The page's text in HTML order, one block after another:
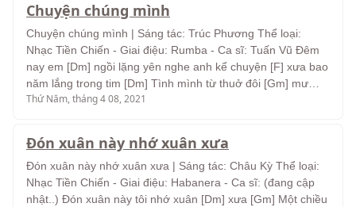
Chuyện chúng mình
Chuyện chúng mình | Sáng tác: Trúc Phương Thể loại:
Nhạc Tiền Chiến - Giai điệu: Rumba - Ca sĩ: Tuấn Vũ Đêm
nay em [Dm] ngồi lặng yên nghe anh kể chuyện [F] xưa bao
năm lắng trong tim [Dm] Tình mình từ thuở đôi [Gm] mư…
Thứ Năm, tháng 4 08, 2021
Đón xuân này nhớ xuân xưa
Đón xuân này nhớ xuân xưa | Sáng tác: Châu Kỳ Thể loại:
Nhạc Tiền Chiến - Giai điệu: Habanera - Ca sĩ: (đang cập
nhật..) Đón xuân này tôi nhớ xuân [Dm] xưa [Gm] Một chiều